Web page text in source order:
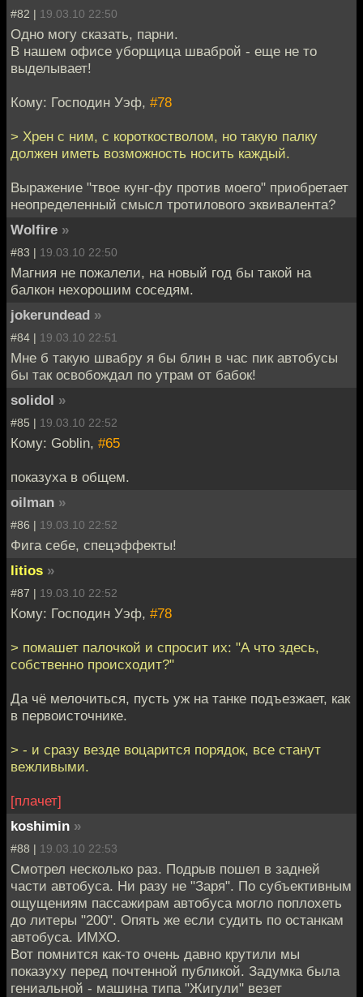
#82 | 19.03.10 22:50
Одно могу сказать, парни.
В нашем офисе уборщица шваброй - еще не то
выделывает!
Кому: Господин Уэф, #78
> Хрен с ним, с короткостволом, но такую палку
должен иметь возможность носить каждый.
Выражение "твое кунг-фу против моего" приобретает
неопределенный смысл тротилового эквивалента?
Wolfire »
#83 | 19.03.10 22:50
Магния не пожалели, на новый год бы такой на
балкон нехорошим соседям.
jokerundead »
#84 | 19.03.10 22:51
Мне б такую швабру я бы блин в час пик автобусы
бы так освобождал по утрам от бабок!
solidol »
#85 | 19.03.10 22:52
Кому: Goblin, #65
показуха в общем.
oilman »
#86 | 19.03.10 22:52
Фига себе, спецэффекты!
litios »
#87 | 19.03.10 22:52
Кому: Господин Уэф, #78
> помашет палочкой и спросит их: "А что здесь,
собственно происходит?"
Да чё мелочиться, пусть уж на танке подъезжает, как
в первоисточнике.
> - и сразу везде воцарится порядок, все станут
вежливыми.
[плачет]
koshimin »
#88 | 19.03.10 22:53
Смотрел несколько раз. Подрыв пошел в задней
части автобуса. Ни разу не "Заря". По субъективным
ощущениям пассажирам автобуса могло поплохеть
до литеры "200". Опять же если судить по останкам
автобуса. ИМХО.
Вот помнится как-то очень давно крутили мы
показуху перед почтенной публикой. Задумка была
гениальной - машина типа "Жигули" везет